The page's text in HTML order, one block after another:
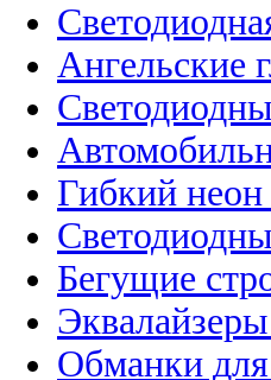
Ангельские
Гибкий
Бегущие
Обманки